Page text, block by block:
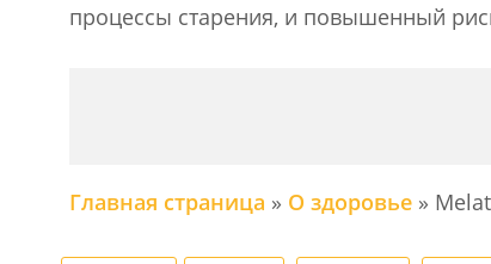
процессы старения, и повышенный
Главная страница » О здоровье»